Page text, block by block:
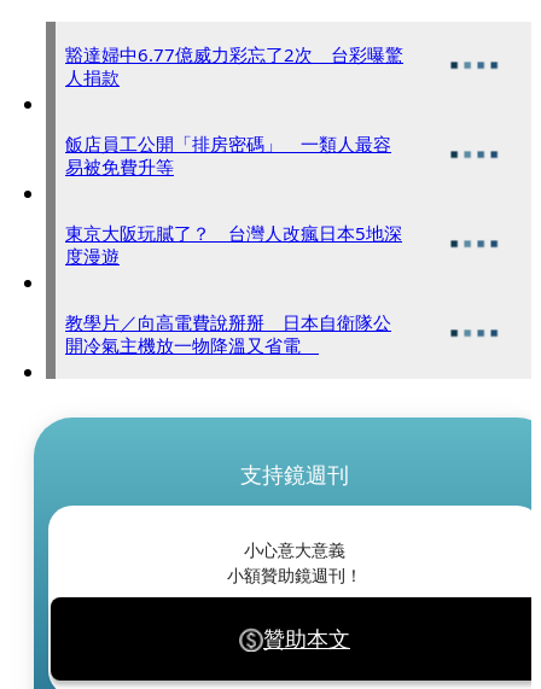
豁達婦中6.77億威力彩忘了2次 台彩曝驚
人捐款
飯店員工公開「排房密碼」 一類人最容
易被免費升等
東京大阪玩膩了？ 台灣人改瘋日本5地深
度漫遊
教學片／向高電費說掰掰 日本自衛隊公
開冷氣主機放一物降溫又省電
支持鏡週刊
小心意大意義
小額贊助鏡週刊！
贊助本文